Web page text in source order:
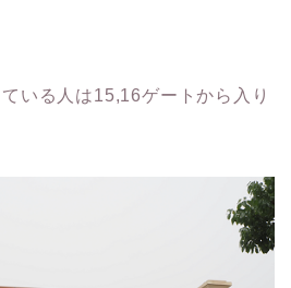
いる人は15,16ゲートから入り